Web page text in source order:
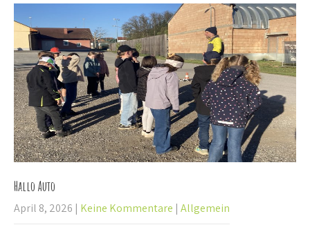
Hallo Auto
April 8, 2026 | Keine Kommentare | Allgemein